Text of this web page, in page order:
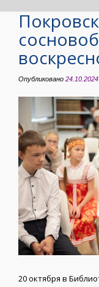
Опубликовано 24.10.2024
20 октября в